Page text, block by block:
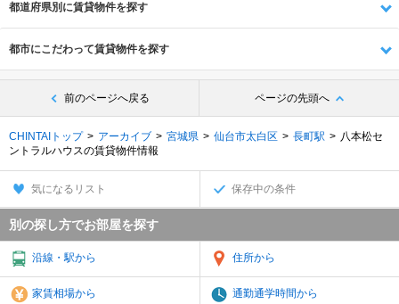
都道府県別に賃貸物件を探す
都市にこだわって賃貸物件を探す
前のページへ戻る ページの先頭へ
CHINTAIトップ アーカイブ 宮城県 仙台市太白区 長町駅
八本松セ
ントラルハウスの賃貸物件情報
気になるリスト 保存中の条件
別の探し方でお部屋を探す
沿線・駅から 住所から
家賃相場から 通勤通学時間から